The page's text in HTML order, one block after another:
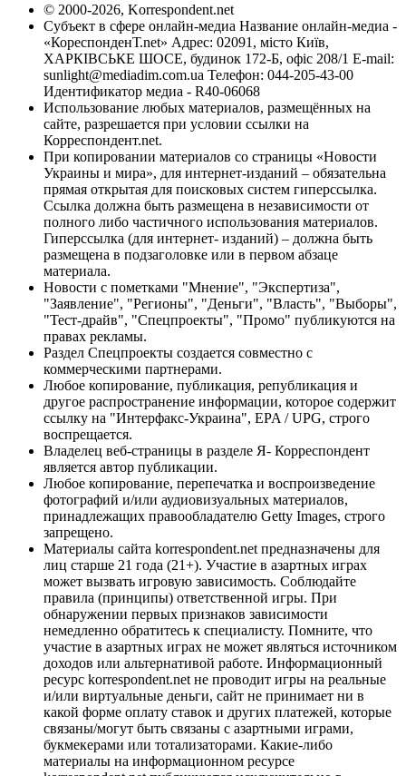
© 2000-2026, Korrespondent.net
Субъект в сфере онлайн-медиа Название онлайн-медиа -
«КореспонденТ.net» Адрес: 02091, місто Київ,
ХАРКІВСЬКЕ ШОСЕ, будинок 172-Б, офіс 208/1 E-mail:
sunlight@mediadim.com.ua Телефон: 044-205-43-00
Идентификатор медиа - R40-06068
Использование любых материалов, размещённых на
сайте, разрешается при условии ссылки на
Корреспондент.net.
При копировании материалов со страницы «Новости
Украины и мира», для интернет-изданий – обязательна
прямая открытая для поисковых систем гиперссылка.
Ссылка должна быть размещена в независимости от
полного либо частичного использования материалов.
Гиперссылка (для интернет- изданий) – должна быть
размещена в подзаголовке или в первом абзаце
материала.
Новости с пометками "Мнение", "Экспертиза",
"Заявление", "Регионы", "Деньги", "Власть", "Выборы",
"Тест-драйв", "Спецпроекты", "Промо" публикуются на
правах рекламы.
Раздел Спецпроекты создается совместно с
коммерческими партнерами.
Любое копирование, публикация, републикация и
другое распространение информации, которое содержит
ссылку на "Интерфакс-Украина", EPA / UPG, строго
воспрещается.
Владелец веб-страницы в разделе Я- Корреспондент
является автор публикации.
Любое копирование, перепечатка и воспроизведение
фотографий и/или аудиовизуальных материалов,
принадлежащих правообладателю Getty Images, строго
запрещено.
Материалы сайта korrespondent.net предназначены для
лиц старше 21 года (21+). Участие в азартных играх
может вызвать игровую зависимость. Соблюдайте
правила (принципы) ответственной игры. При
обнаружении первых признаков зависимости
немедленно обратитесь к специалисту. Помните, что
участие в азартных играх не может являться источником
доходов или альтернативой работе. Информационный
ресурс korrespondent.net не проводит игры на реальные
и/или виртуальные деньги, сайт не принимает ни в
какой форме оплату ставок и других платежей, которые
связаны/могут быть связаны с азартными играми,
букмекерами или тотализаторами. Какие-либо
материалы на информационном ресурсе